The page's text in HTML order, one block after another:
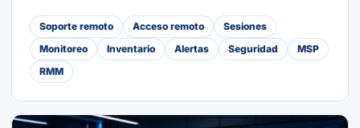
Soporte remoto Acceso remoto
Sesiones
Monitoreo
Inventario Alertas Seguridad
MSP
RMM